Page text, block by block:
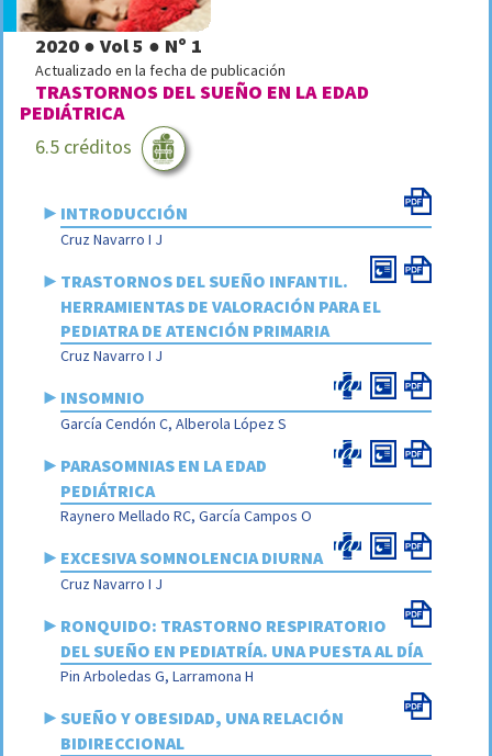
2020 ● Vol 5 ● Nº 1
Actualizado en la fecha de publicación
TRASTORNOS DEL SUEÑO EN LA EDAD
PEDIÁTRICA
6.5 créditos
► INTRODUCCIÓN
Cruz Navarro I J
► TRASTORNOS DEL SUEÑO INFANTIL.
HERRAMIENTAS DE VALORACIÓN PARA EL
PEDIATRA DE ATENCIÓN PRIMARIA
Cruz Navarro I J
► INSOMNIO
García Cendón C, Alberola López S
► PARASOMNIAS EN LA EDAD
PEDIÁTRICA
Raynero Mellado RC, García Campos O
► EXCESIVA SOMNOLENCIA DIURNA
Cruz Navarro I J
► RONQUIDO: TRASTORNO RESPIRATORIO
DEL SUEÑO EN PEDIATRÍA. UNA PUESTA AL DÍA
Pin Arboledas G, Larramona H
► SUEÑO Y OBESIDAD, UNA RELACIÓN
BIDIRECCIONAL